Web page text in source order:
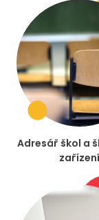
Adresář škol a
zařízení